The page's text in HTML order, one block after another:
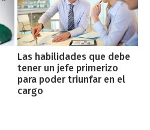
Las habilidades que debe
tener un jefe primerizo
para poder triunfar en el
cargo